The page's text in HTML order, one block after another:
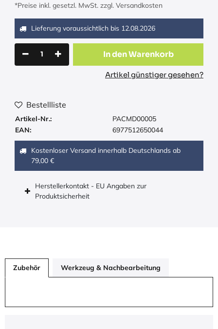
*Preise inkl. gesetzl. MwSt. zzgl. Versandkosten
Lieferung voraussichtlich bis 12.08.2026
In den Warenkorb
Artikel günstiger gesehen?
Bestellliste
Artikel-Nr.:
PACMD00005
EAN:
6977512650044
Kostenloser Versand innerhalb Deutschlands ab
79,00 €
Herstellerkontakt - EU Angaben zur
Produktsicherheit
Zubehör Werkzeug & Nachbearbeitung